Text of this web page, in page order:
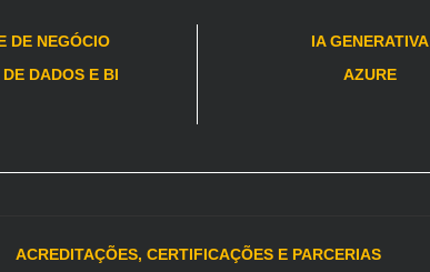
DE NEGÓCIO
DADOS E BI
IA GENERATIVA
AZURE
ACREDITAÇÕES, CERTIFICAÇÕES E PARCERIAS